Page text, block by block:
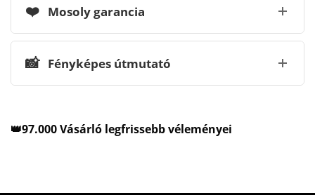
❤️ Mosoly garancia
📸 Fényképes útmutató
👑97.000 Vásárló legfrissebb véleményei